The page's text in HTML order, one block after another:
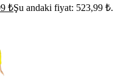
₺Şu andaki fiyat: 523,99 ₺.